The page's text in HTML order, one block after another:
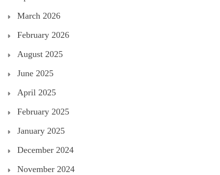
March 2026
February 2026
August 2025
June 2025
April 2025
February 2025
January 2025
December 2024
November 2024